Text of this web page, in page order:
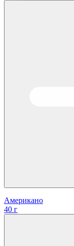
Американо
40 г